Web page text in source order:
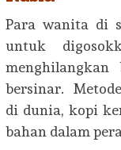
Para wanita di
untuk
bersinar.
di dunia, kopi
bahan dalam